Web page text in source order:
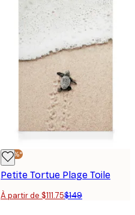
-25%*
Petite Tortue Plage Toile
À partir de $111.75$149